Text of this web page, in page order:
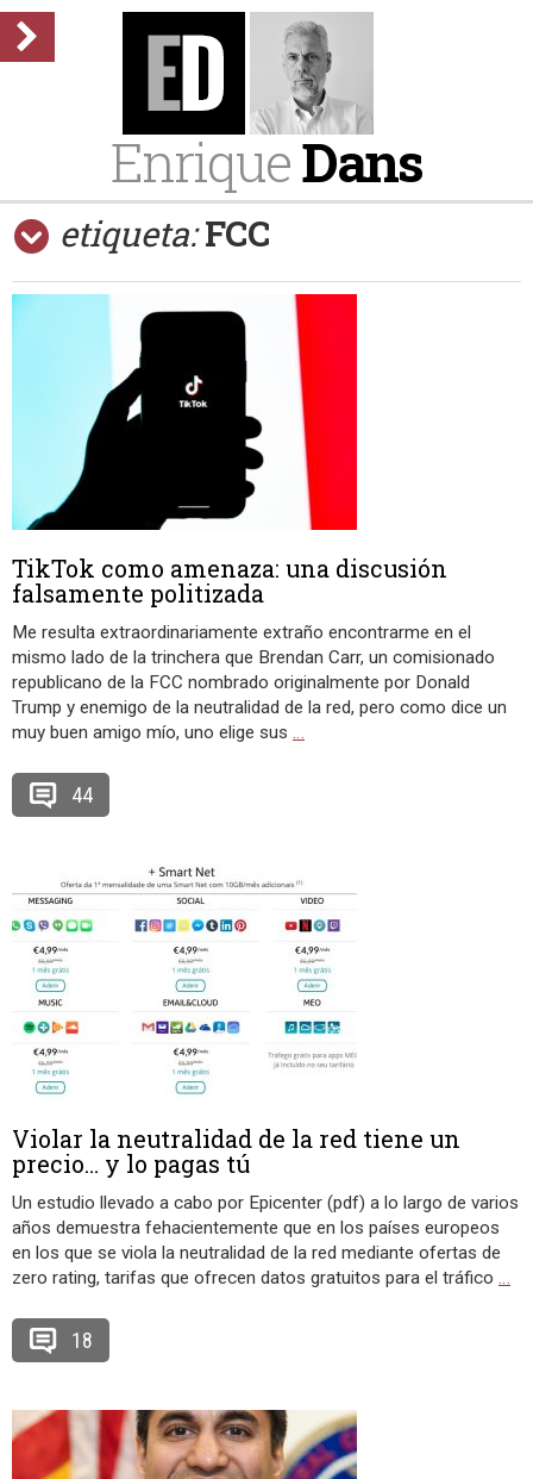
EnriqueDans
etiqueta: FCC
TikTok como amenaza: una discusión
falsamente politizada
Me resulta extraordinariamente extraño encontrarme en el
mismo lado de la trinchera que Brendan Carr, un comisionado
republicano de la FCC nombrado originalmente por Donald
Trump y enemigo de la neutralidad de la red, pero como dice un
muy buen amigo mío, uno elige sus …
44
Violar la neutralidad de la red tiene un
precio… y lo pagas tú
Un estudio llevado a cabo por Epicenter (pdf) a lo largo de varios
años demuestra fehacientemente que en los países europeos
en los que se viola la neutralidad de la red mediante ofertas de
zero rating, tarifas que ofrecen datos gratuitos para el tráfico …
18